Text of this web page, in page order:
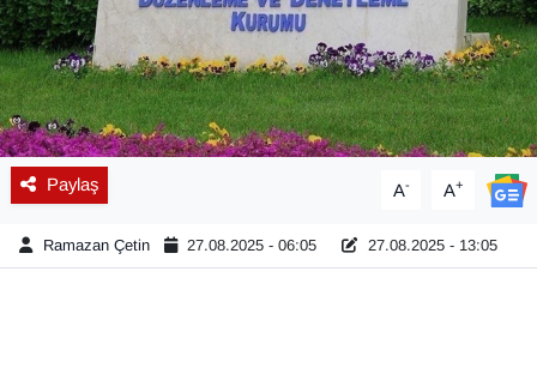
Paylaş A- A+
Ramazan Çetin 27.08.2025 - 06:05 27.08.2025 - 13:05
EKONOMİ
Eleman
Emlak
En çok konuşulanlar